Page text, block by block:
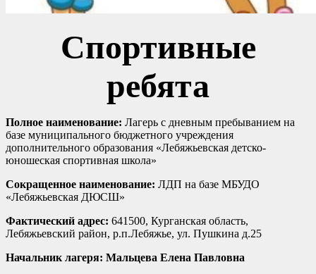
Спортивные
ребята
Полное наименование: Лагерь с дневным пребыванием на
базе муниципального бюджетного учреждения
дополнительного образования «Лебяжьевская детско-
юношеская спортивная школа»
Сокращенное наименование: ЛДП на базе МБУДО
«Лебяжьевская ДЮСШ»
Фактический адрес: 641500, Курганская область,
Лебяжьевский район, р.п.Лебяжье, ул. Пушкина д.25
Начальник лагеря: Мальцева Елена Павловна